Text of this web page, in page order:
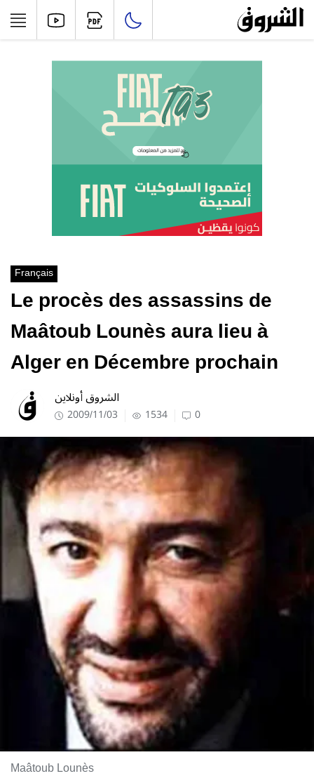
Français
Le procès des assassins de
Maâtoub Lounès aura lieu à
Alger en Décembre prochain
الشروق أونلاين
2009/11/03 1534 0
Maâtoub Lounès